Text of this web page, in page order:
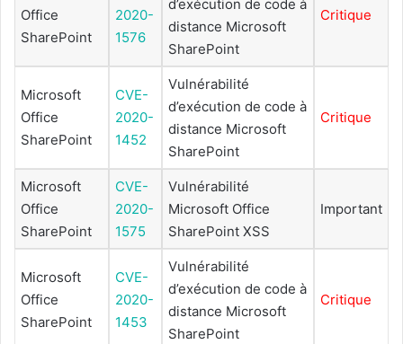
Office
SharePoint
2020-
1576
d’exécution de code à
distance Microsoft
SharePoint
Critique
Microsoft
Office
SharePoint
CVE-
2020-
1452
Vulnérabilité
d’exécution de code à
distance Microsoft
SharePoint
Critique
Microsoft
Office
SharePoint
CVE-
2020-
1575
Vulnérabilité
Microsoft Office
SharePoint XSS
Important
Microsoft
Office
SharePoint
CVE-
2020-
1453
Vulnérabilité
d’exécution de code à
distance Microsoft
SharePoint
Critique